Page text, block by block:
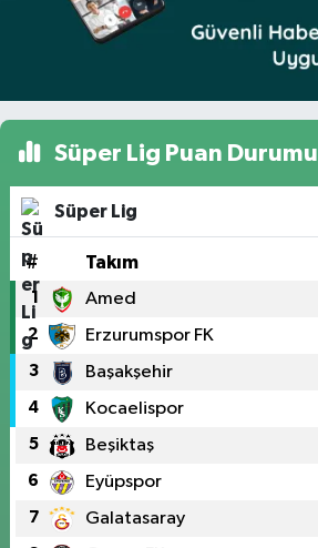
Süper Lig Puan Durumu
Süper Lig
# Takım
1 Amed
2 Erzurumspor FK
3 Başakşehir
4 Kocaelispor
5 Beşiktaş
6 Eyüpspor
7 Galatasaray